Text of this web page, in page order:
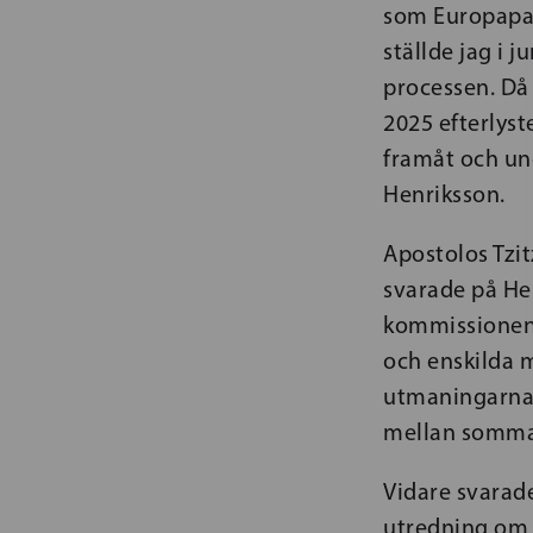
som
ställde jag i
processen.
2025
framåt och
Henriksson.
Apostolos
svarade på
och enskilda
mellan
Vidare
utredning om